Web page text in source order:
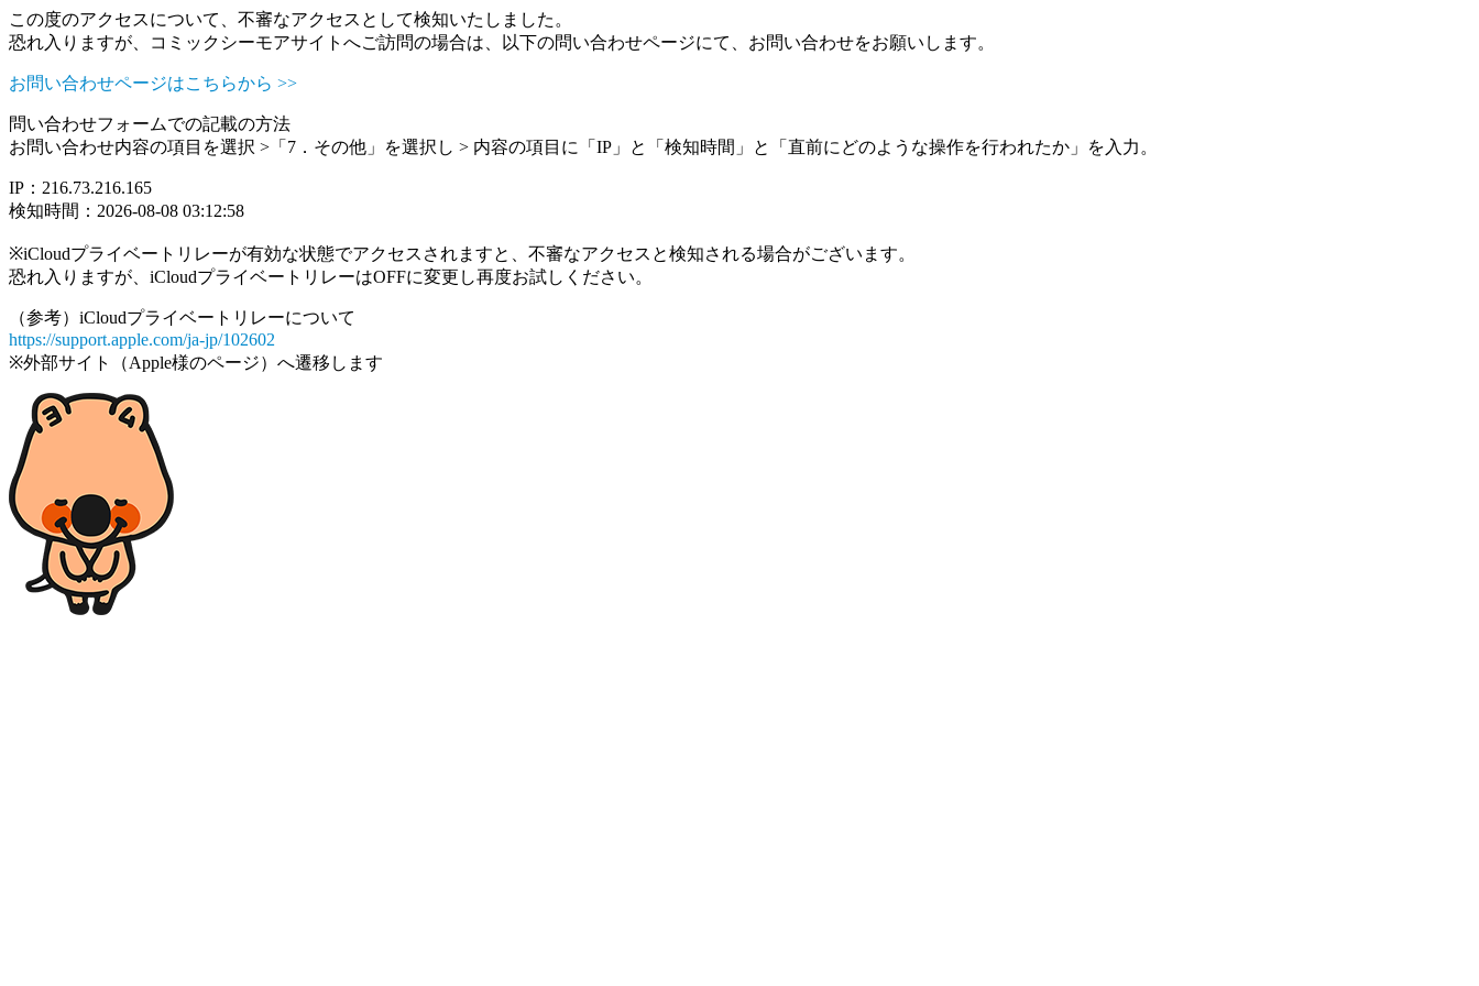
この度のアクセスについて、不審なアクセスとして検知いたしました。
恐れ入りますが、コミックシーモアサイトへご訪問の場合は、以下の問い合わせページにて、お問い合わせをお願いします。
お問い合わせページはこちらから >>
問い合わせフォームでの記載の方法
お問い合わせ内容の項目を選択 >「7．その他」を選択し > 内容の項目に「IP」と「検知時間」と「直前にどのような操作を行われたか」を入力。
IP：216.73.216.165
検知時間：2026-08-08 03:12:58
※iCloudプライベートリレーが有効な状態でアクセスされますと、不審なアクセスと検知される場合がございます。
恐れ入りますが、iCloudプライベートリレーはOFFに変更し再度お試しください。
（参考）iCloudプライベートリレーについて
https://support.apple.com/ja-jp/102602
※外部サイト（Apple様のページ）へ遷移します